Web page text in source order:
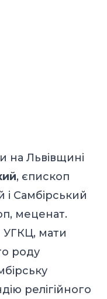
на Львівщині
, єпископ
Самбірський
меценат.
УГКЦ, мати
роду
релігійного